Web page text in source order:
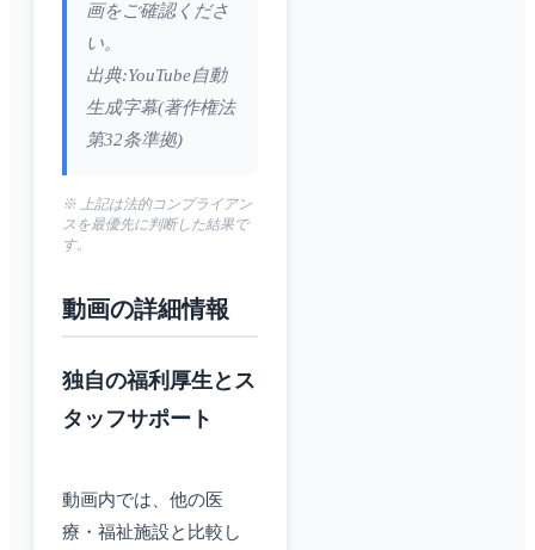
画をご確認くださ
い。
出典:YouTube自動
生成字幕(著作権法
第32条準拠)
※ 上記は法的コンプライアン
スを最優先に判断した結果で
す。
動画の詳細情報
独自の福利厚生とス
タッフサポート
動画内では、他の医
療・福祉施設と比較し